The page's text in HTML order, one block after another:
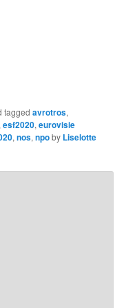
Europe
taggedavrotros,
,esf2020,eurovisie
,nos,npoby Liselotte